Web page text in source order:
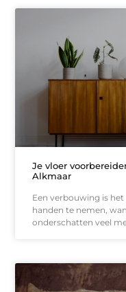
Je vloer
Alkmaar
Een verbouwing is
handen te nemen,
onderschatten veel